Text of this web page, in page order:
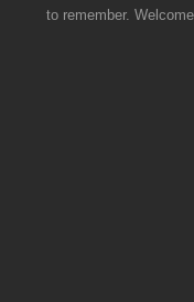
to remember.